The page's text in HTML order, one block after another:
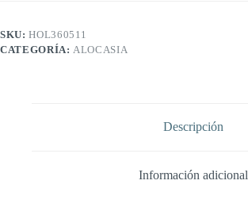
SKU:HOL360511
CATEGORÍA: ALOCASIA
Descripción
Información adicional